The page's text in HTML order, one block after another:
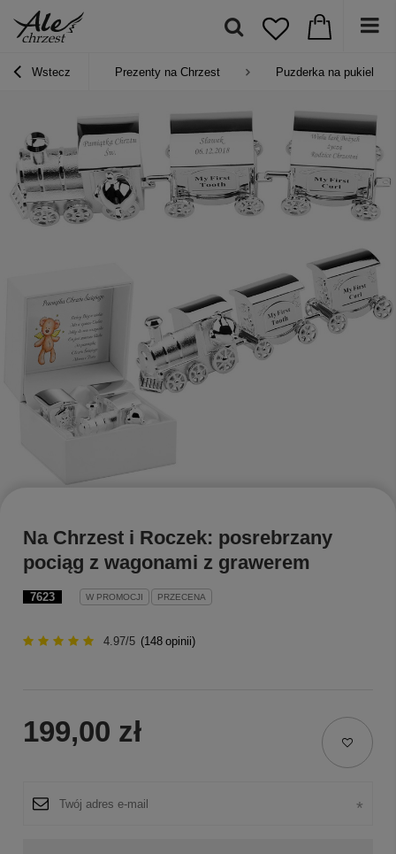
Wstecz Prezenty na Chrzest Puzderka na pukiel i
7623 W PROMOCJI PRZECENA
Na Chrzest i Roczek: posrebrzany
pociąg z wagonami z grawerem
4.97/5 (148 opinii)
199,00 zł